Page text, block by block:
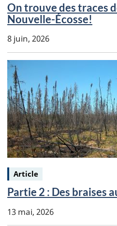
Keywords:
On trouve des traces
Nouvelle-Écosse!
8 juin, 2026
Keywords:
Article
Partie 2 : Des braises
13 mai, 2026